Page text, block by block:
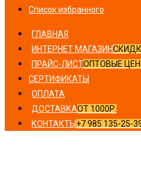
Список избранного
ГЛАВНАЯ
ИНТЕРНЕТ МАГАЗИН
ПРАЙС-ЛИСТОПТОВЫЕ
СЕРТИФИКАТЫ
ОПЛАТА
ДОСТАВКАОТ 1000Р.
КОНТАКТЫ +7 985 135-25-